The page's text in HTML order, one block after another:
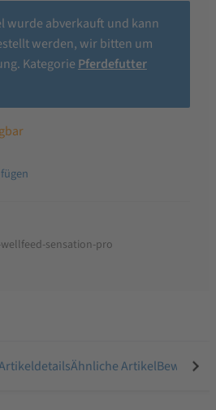
wurde abverkauft und kann
werden, wir bitten um
Kategorie Pferdefutter
sensation-pro
Ähnliche Artikel